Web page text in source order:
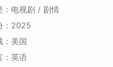
：电视剧 / 剧情
：2025
：美国
：英语